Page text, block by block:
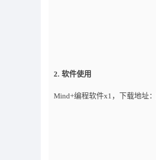
2. 软件使用
Mind+编程软件x1，下载地址：